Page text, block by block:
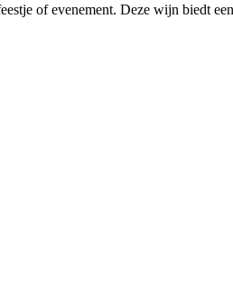
of evenement. Deze wijn biedt